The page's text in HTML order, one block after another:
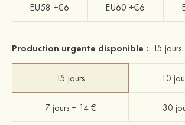
EU58 +€6 EU60 +€6
Production urgente disponible : 15 jours
15 jours 10
7 jours + 14 € 30